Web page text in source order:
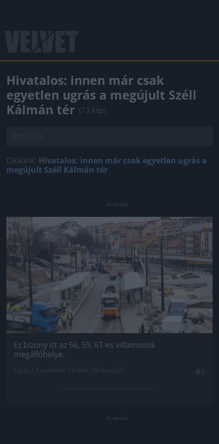
Hivatalos: innen már csak
egyetlen ugrás a megújult Széll
Kálmán tér (13 kép)
Cikkünk: Hivatalos: innen már csak egyetlen ugrás a
megújult Széll Kálmán tér
Jön még kép!
Ez bizony itt az 56, 59, 61-es villamosok
megállóhelye.